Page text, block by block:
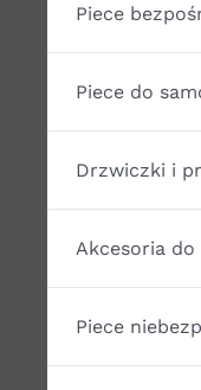
Piece
Piece do
Drzwiczki i
Akcesoria
Piece